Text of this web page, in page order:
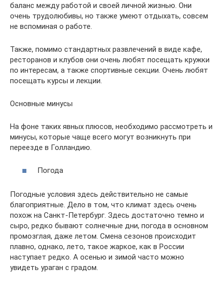
баланс между работой и своей личной жизнью. Они
очень трудолюбивы, но также умеют отдыхать, совсем
не вспоминая о работе.
Также, помимо стандартных развлечений в виде кафе,
ресторанов и клубов они очень любят посещать кружки
по интересам, а также спортивные секции. Очень любят
посещать курсы и лекции.
Основные минусы
На фоне таких явных плюсов, необходимо рассмотреть и
минусы, которые чаще всего могут возникнуть при
переезде в Голландию.
Погода
Погодные условия здесь действительно не самые
благоприятные. Дело в том, что климат здесь очень
похож на Санкт-Петербург. Здесь достаточно темно и
сыро, редко бывают солнечные дни, погода в основном
промозглая, даже летом. Смена сезонов происходит
плавно, однако, лето, такое жаркое, как в России
наступает редко. А осенью и зимой часто можно
увидеть ураган с градом.